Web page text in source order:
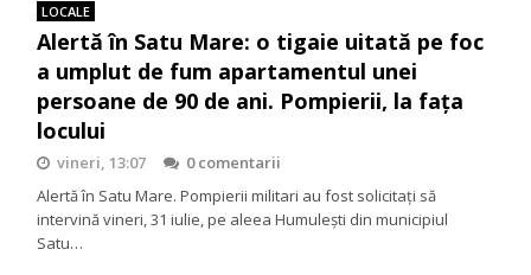
LOCALE
Alertă în Satu Mare: o tigaie uitată pe foc
a umplut de fum apartamentul unei
persoane de 90 de ani. Pompierii, la fața
locului
vineri, 13:07
0 comentarii
Alertă în Satu Mare. Pompierii militari au fost solicitați să
intervină vineri, 31 iulie, pe aleea Humulești din municipiul
Satu…